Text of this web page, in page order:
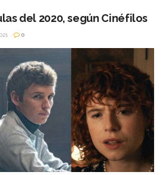
por...
del 2020, según Cinéfilos
0